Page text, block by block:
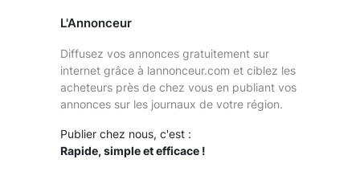
L'Annonceur
Diffusez vos annonces gratuitement sur
internet grâce à lannonceur.com et ciblez les
acheteurs près de chez vous en publiant vos
annonces sur les journaux de votre région.
Publier chez nous, c'est :
Rapide, simple et efficace !